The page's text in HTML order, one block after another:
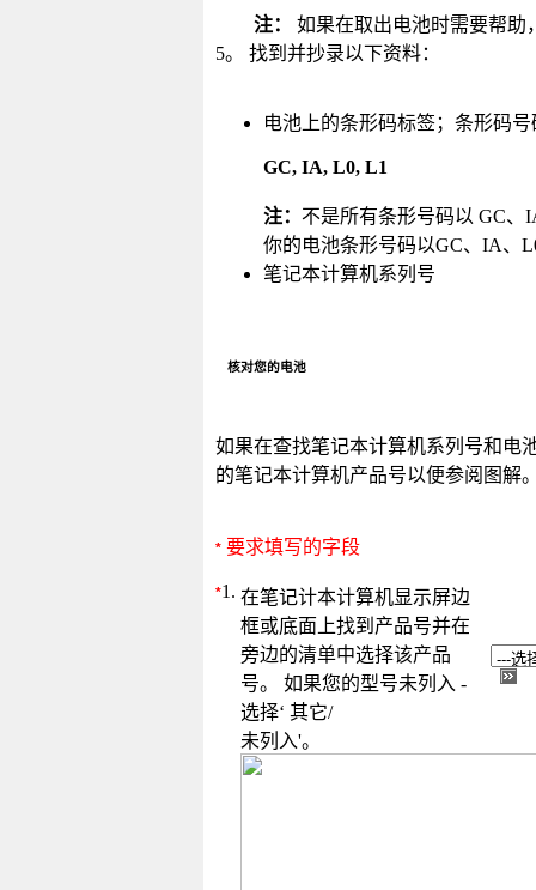
注：
如果在取出电池时需要帮助
5。 找到并抄录以下资料：
电池上的条形码标签；条形码
GC, IA, L0, L1
注： 不是所有条形号码以 GC
你的电池条形号码以GC、IA、
笔记本计算机系列号
核对您的电池
如果在查找笔记本计算机系列号和电
的笔记本计算机产品号以便参阅图解
* 要求填写的字段
*1. 在笔记计本计算机显示屏边
框或底面上找到产品号并在
旁边的清单中选择该产品
号。 如果您的型号未列入 -
选择‘ 其它/
未列入'。